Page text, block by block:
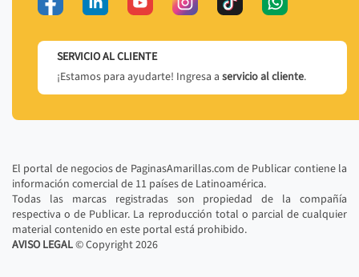
SERVICIO AL CLIENTE
¡Estamos para ayudarte! Ingresa a servicio al cliente.
El portal de negocios de PaginasAmarillas.com de Publicar contiene la
información comercial de 11 países de Latinoamérica.
Todas las marcas registradas son propiedad de la compañía
respectiva o de Publicar. La reproducción total o parcial de cualquier
material contenido en este portal está prohibido.
AVISO LEGAL© Copyright2026